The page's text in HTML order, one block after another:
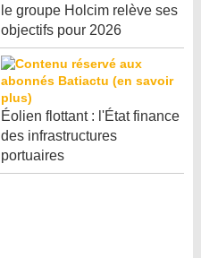
le groupe Holcim relève ses
objectifs pour 2026
Éolien flottant : l'État finance
des infrastructures
portuaires